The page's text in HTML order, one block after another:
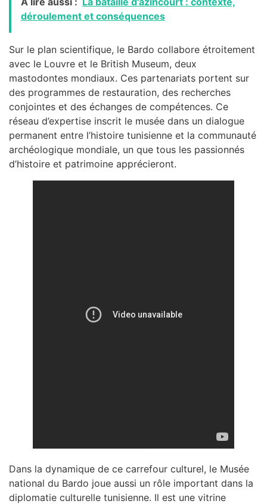
déroulement et conséquences
Sur le plan scientifique, le Bardo collabore étroitement
avec le Louvre et le British Museum, deux
mastodontes mondiaux. Ces partenariats portent sur
des programmes de restauration, des recherches
conjointes et des échanges de compétences. Ce
réseau d’expertise inscrit le musée dans un dialogue
permanent entre l’histoire tunisienne et la communauté
archéologique mondiale, un que tous les passionnés
d’histoire et patrimoine apprécieront.
Dans la dynamique de ce carrefour culturel, le Musée
national du Bardo joue aussi un rôle important dans la
diplomatie culturelle tunisienne. Il est une vitrine